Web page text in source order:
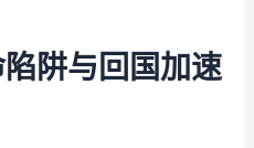
阱与回国加速